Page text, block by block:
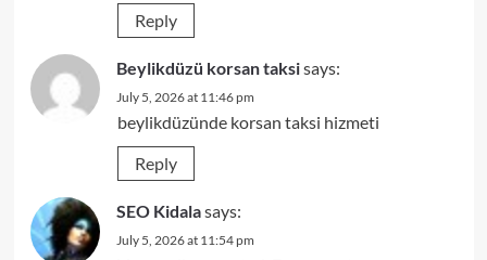
Reply
Beylikdüzü korsan taksisays:
July 5, 2026 at 11:46 pm
beylikdüzünde korsan taksi hizmeti
Reply
SEO Kidalasays:
July 5, 2026 at 11:54 pm